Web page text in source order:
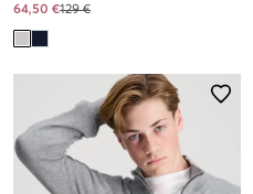
64,50 €129 €